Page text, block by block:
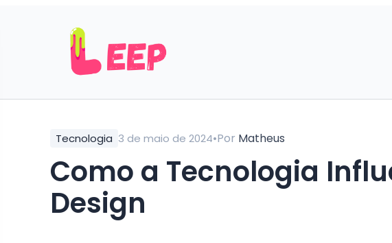
Tecnologia 3 de maio de 2024•Por Matheus
Como a Tecnologia
Design